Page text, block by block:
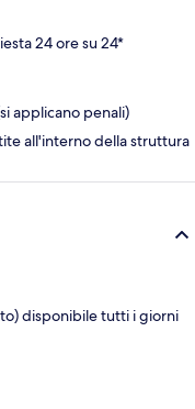
24 ore su 24*
applicano penali)
all'interno della struttura
disponibile tutti i giorni